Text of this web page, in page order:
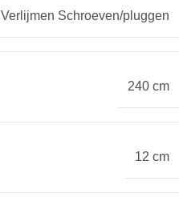
Verlijmen Schroeven/pluggen
240 cm
12 cm